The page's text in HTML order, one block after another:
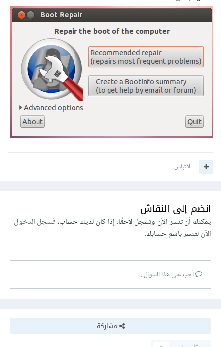
اقتباس
انضم إلى النقاش
يمكنك أن تنشر الآن وتسجل لاحقًا. إذا كان لديك حساب،فسجل الدخول
الآنلتنشر باسم حسابك.
أجب على هذا السؤال...
مشاركة